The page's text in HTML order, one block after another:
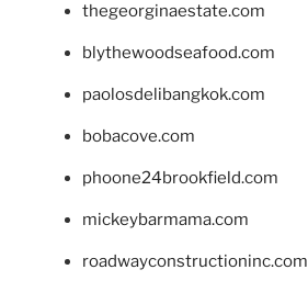
thegeorginaestate.com
blythewoodseafood.com
paolosdelibangkok.com
bobacove.com
phoone24brookfield.com
mickeybarmama.com
roadwayconstructioninc.com